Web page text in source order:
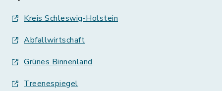
Kreis Schleswig-Holstein
Abfallwirtschaft
Grünes Binnenland
Treenespiegel